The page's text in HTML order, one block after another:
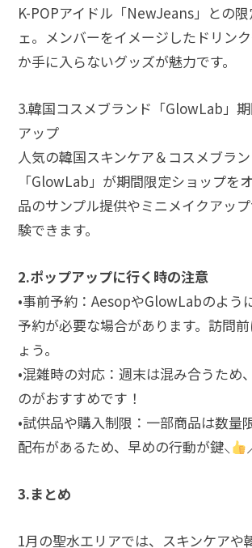
K-POPアイドル「NewJeans」との
ェ。メンバーをイメージしたドリン
か手に入らないグッズが魅力です。
3.韓国コスメブランド「GlowLab」
アップ
人気の韓国スキンケア＆コスメブラ
「GlowLab」が期間限定ショップを
品のサンプル提供やミニメイクアッ
験できます。
2.ポップアップに行く時の注意
•事前予約：AesopやGlowLabのよう
予約が必要な場合があります。訪問
ょう。
•混雑時の対応：週末は混み合うため
のがおすすめです！
•試供品や購入制限：一部商品は数量
配布があるため、早めの行動が鍵‪⸜‪‪‪‪‪︎
‪‪︎⸝‬‬‬‬‬‬‬‬
3.まとめ
1月の聖水エリアでは、スキンケアや